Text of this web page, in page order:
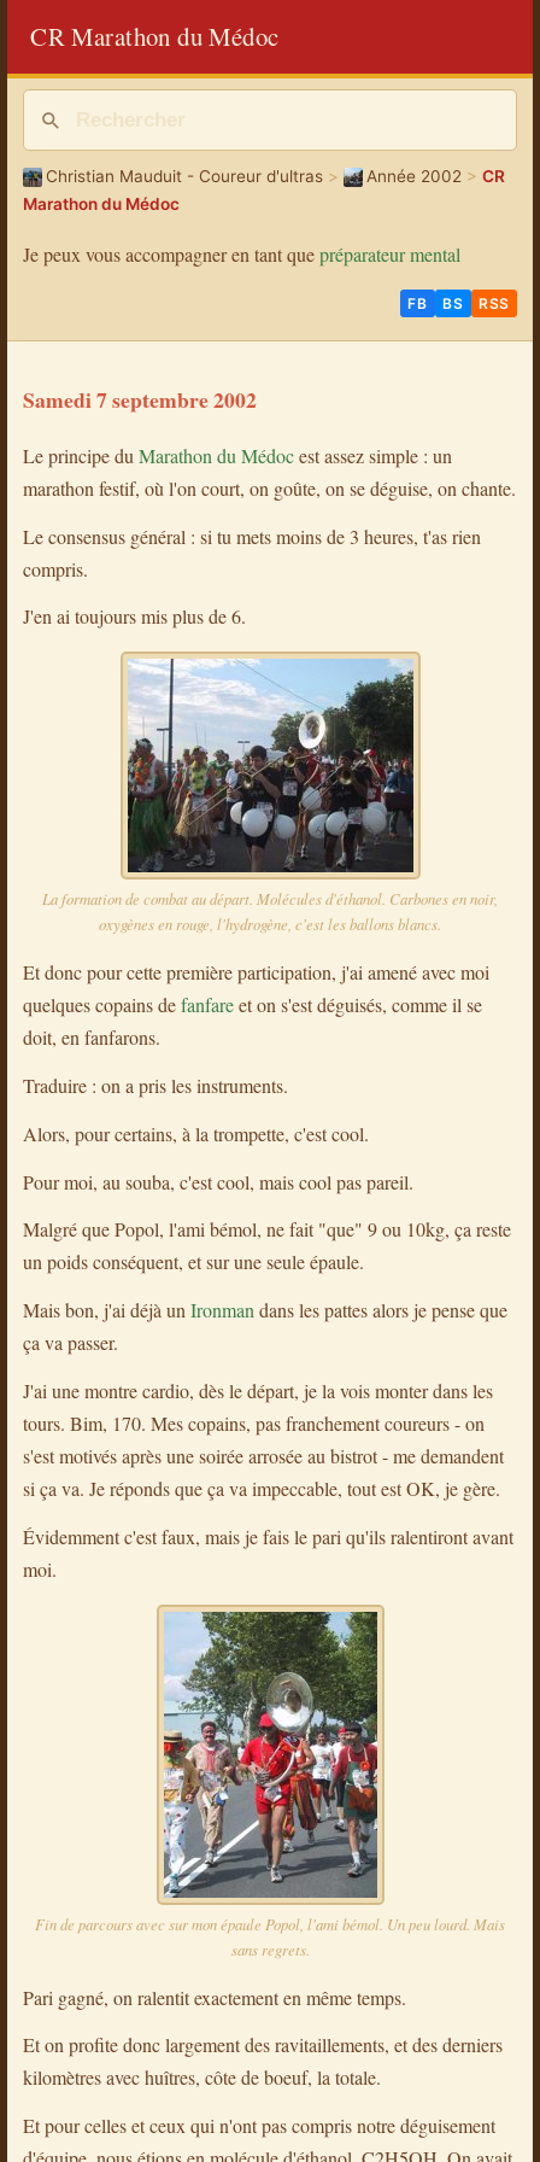
CR Marathon du Médoc
Christian Mauduit - Coureur d'ultras> Année 2002 >CR
Marathon du Médoc
Je peux vous accompagner en tant quepréparateur mental
FB BS RSS
Samedi 7 septembre 2002
Le principe du Marathon du Médocest assez simple : un
marathon festif, où l'on court, on goûte, on se déguise, on chante.
Le consensus général : si tu mets moins de 3 heures, t'as rien
compris.
J'en ai toujours mis plus de 6.
La formation de combat au départ. Molécules d'éthanol. Carbones en noir,
oxygènes en rouge, l'hydrogène, c'est les ballons blancs.
Et donc pour cette première participation, j'ai amené avec moi
quelques copains defanfareet on s'est déguisés, comme il se
doit, en fanfarons.
Traduire : on a pris les instruments.
Alors, pour certains, à la trompette, c'est cool.
Pour moi, au souba, c'est cool, mais cool pas pareil.
Malgré que Popol, l'ami bémol, ne fait "que" 9 ou 10kg, ça reste
un poids conséquent, et sur une seule épaule.
Mais bon, j'ai déjà unIronmandans les pattes alors je pense que
ça va passer.
J'ai une montre cardio, dès le départ, je la vois monter dans les
tours. Bim, 170. Mes copains, pas franchement coureurs - on
s'est motivés après une soirée arrosée au bistrot - me demandent
si ça va. Je réponds que ça va impeccable, tout est OK, je gère.
Évidemment c'est faux, mais je fais le pari qu'ils ralentiront avant
moi.
Fin de parcours avec sur mon épaule Popol, l'ami bémol. Un peu lourd. Mais
sans regrets.
Pari gagné, on ralentit exactement en même temps.
Et on profite donc largement des ravitaillements, et des derniers
kilomètres avec huîtres, côte de boeuf, la totale.
Et pour celles et ceux qui n'ont pas compris notre déguisement